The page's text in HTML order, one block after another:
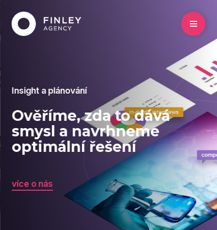
Insight a plánování
Ověříme, zda to dává
smysl a navrhneme
optimální řešení
více o nás